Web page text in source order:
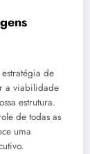
de
a viabilidade
estrutura.
de todas as
uma